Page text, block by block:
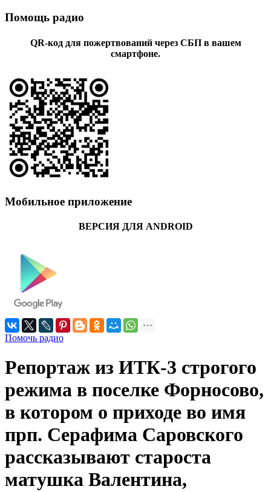
Помощь радио
QR-код для пожертвований через СБП в вашем
смартфоне.
Мобильное приложение
ВЕРСИЯ ДЛЯ ANDROID
Помочь радио
Репортаж из ИТК-3 строгого
режима в поселке Форносово,
в котором о приходе во имя
прп. Серафима Саровского
рассказывают староста
матушка Валентина,